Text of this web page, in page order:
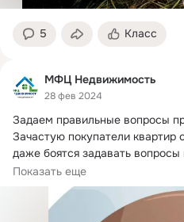
5 Класс
МФЦ Недвижимость
28 фев 2024
Задаем правильные вопросы
Зачастую покупатели квартир
даже боятся задавать вопросы
важная часть при покупке
Показать еще